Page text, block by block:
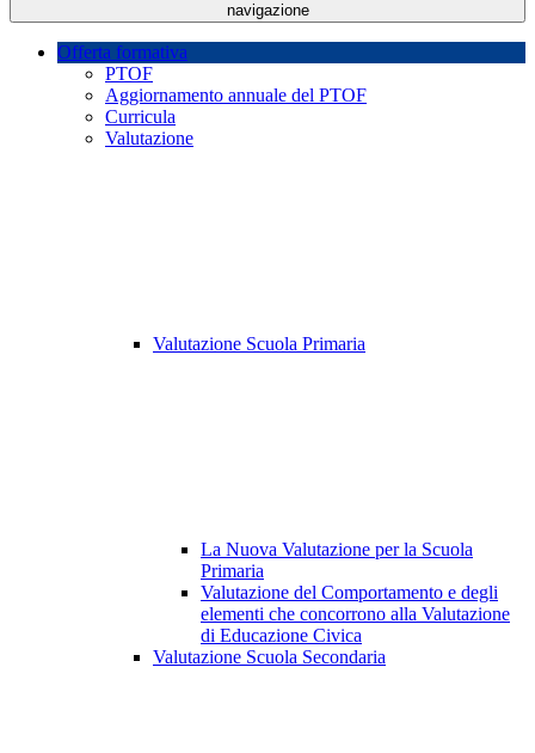
navigazione
Offerta formativa
PTOF
Aggiornamento annuale del PTOF
Curricula
Valutazione
Valutazione Scuola Primaria
La Nuova Valutazione per la Scuola
Primaria
Valutazione del Comportamento e degli
elementi che concorrono alla Valutazione
di Educazione Civica
Valutazione Scuola Secondaria